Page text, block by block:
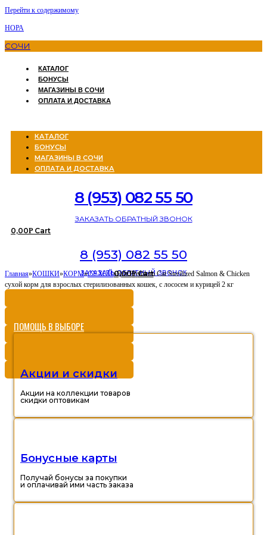
Перейти к содержимому
НОРА
СОЧИ
КАТАЛОГ
БОНУСЫ
МАГАЗИНЫ В СОЧИ
ОПЛАТА И ДОСТАВКА
КАТАЛОГ
БОНУСЫ
МАГАЗИНЫ В СОЧИ
ОПЛАТА И ДОСТАВКА
8 (953) 082 55 50
ЗАКАЗАТЬ ОБРАТНЫЙ ЗВОНОК
0,00Р Cart
8 (953) 082 55 50
ЗАКАЗАТЬ ОБРАТНЫЙ ЗВОНОК
0,00Р Cart
Главная»КОШКИ»КОРМ»СУХОЙ»Brit Premium Cat Sterilized Salmon & Chicken
сухой корм для взрослых стерилизованных кошек, с лососем и курицей 2 кг
ПОМОЩЬ В ВЫБОРЕ
Акции и скидки
Акции на коллекции товаров
скидки оптовикам
Бонусные карты
Получай бонусы за покупки
и оплачивай ими часть заказа